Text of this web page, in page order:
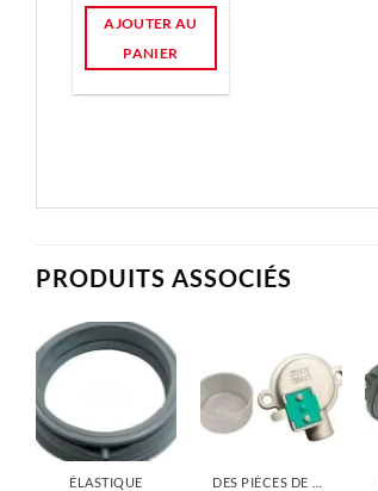
AJOUTER AU
PANIER
PRODUITS ASSOCIÉS
ÉLASTIQUE